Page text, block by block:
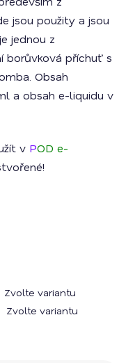
jsou použity a jsou
jednou z
borůvková příchuť s
Obsah
a obsah e-liquidu v
v POD e-
Zvolte variantu
Zvolte variantu